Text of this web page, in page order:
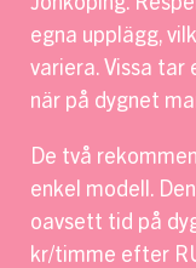
egna upplägg,
variera. Vissa tar
när på dygnet
De två
enkel modell.
oavsett tid på
kr/timme efter